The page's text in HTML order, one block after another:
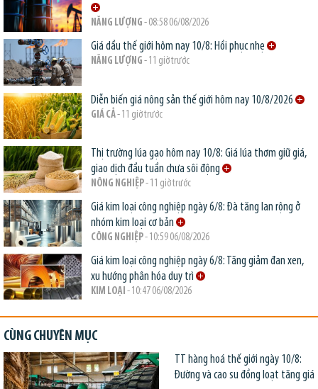
NĂNG LƯỢNG - 08:58 06/08/2026
Giá dầu thế giới hôm nay 10/8: Hồi phục nhẹ
NĂNG LƯỢNG - 11 giờ trước
Diễn biến giá nông sản thế giới hôm nay 10/8/2026
GIÁ CẢ- 11 giờ trước
Thị trường lúa gạo hôm nay 10/8: Giá lúa thơm giữ giá,
giao dịch đầu tuần chưa sôi động
NÔNG NGHIỆP- 11 giờ trước
Giá kim loại công nghiệp ngày 6/8: Đà tăng lan rộng ở
nhóm kim loại cơ bản
CÔNG NGHIỆP- 10:59 06/08/2026
Giá kim loại công nghiệp ngày 6/8: Tăng giảm đan xen,
xu hướng phân hóa duy trì
KIM LOẠI - 10:47 06/08/2026
CÙNG CHUYÊN MỤC
TT hàng hoá thế giới ngày 10/8:
Đường và cao su đồng loạt tăng giá